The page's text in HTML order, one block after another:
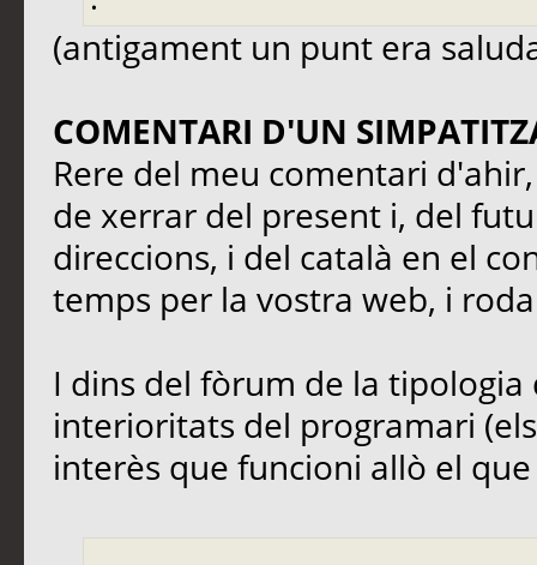
(antigament un punt era
COMENTARI D'UN
Rere del meu comentari
de xerrar del present i, del
direccions, i del català en el
temps per la vostra web, i
I dins del fòrum de la
interioritats del programari
interès que funcioni allò el que